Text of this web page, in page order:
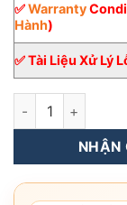
✅Warranty
Hành)
✅ Tài Liệu Xử Lý
Inverter Hòa Lưới
NHẬN